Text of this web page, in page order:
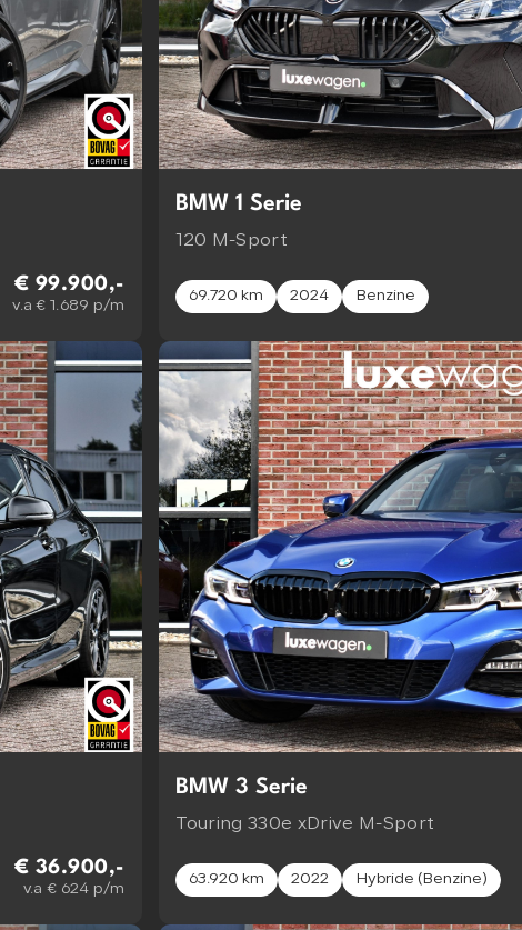
€ 99.900,-
v.a € 1.689 p/m
BMW 1 Serie
120 M-Sport
69.720 km 2024 Benzine
€ 36.900,-
v.a € 624 p/m
BMW 3 Serie
Touring 330e xDrive M-Sport
63.920 km 2022 Hybride (Benzine)